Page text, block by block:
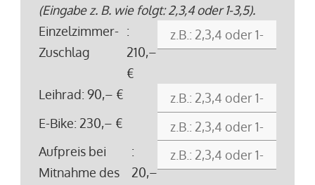
(Eingabe z. B. wie folgt: 2,3,4 oder 1-3,5).
Einzelzimmer-
Zuschlag
:
210,–
€
Leihrad: 90,– €
E-Bike: 230,– €
Aufpreis bei
Mitnahme des
:
20,–